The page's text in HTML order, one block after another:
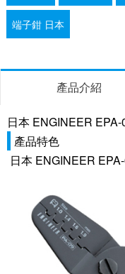
端子鉗 日本
產品介紹
日本 ENGINEER
產品特色
日本 ENGINEER